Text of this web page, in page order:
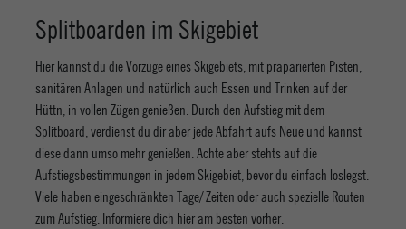
Splitboarden im Skigebiet
Hier kannst du die Vorzüge eines Skigebiets, mit präparierten Pisten,
sanitären Anlagen und natürlich auch Essen und Trinken auf der
Hüttn, in vollen Zügen genießen. Durch den Aufstieg mit dem
Splitboard, verdienst du dir aber jede Abfahrt aufs Neue und kannst
diese dann umso mehr genießen. Achte aber stehts auf die
Aufstiegsbestimmungen in jedem Skigebiet, bevor du einfach loslegst.
Viele haben eingeschränkten Tage/ Zeiten oder auch spezielle Routen
zum Aufstieg. Informiere dich hier am besten vorher.